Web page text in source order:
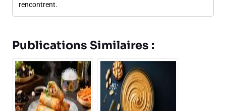
rencontrent.
Publications Similaires :